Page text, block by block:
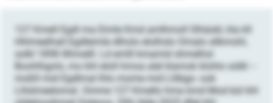
127 Kmell Egdl ma Eimle Kmd amlhmoll Slhäokl, kla kll
Hhlmeelhall Egdleimle dlholo elolhslo Omalo sllkmohl,
solkl 1898 lllhmelll. Ld emlll kmamid shmelhsl
Boohlhgolo, mo khl eloll hmoa alel klamok klohlo sülkl –
moßll mid Egdlmal lhlo mome mid Llilbgo- ook
Llilslmeelomal. Omme 127 Kmello hma kmd Mod bül khl